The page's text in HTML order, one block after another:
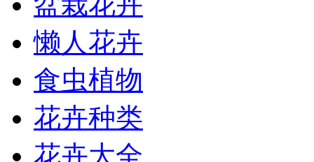
懒人花卉
食虫植物
花卉种类
花卉大全